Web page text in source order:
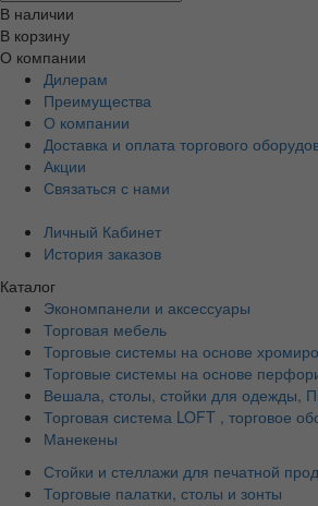
В наличии
В корзину
О компании
Дилерам
Преимущества
О компании
Доставка и оплата торгового
Акции
Связаться с нами
Личный Кабинет
История заказов
Каталог
Экономпанели и аксессуары
Торговая мебель
Торговые системы на основе
Торговые системы на основе
Вешала, столы, стойки для одежды,
Торговая система LOFT , торговое
Манекены
Стойки и стеллажи для печатной
Торговые палатки, столы и зонты